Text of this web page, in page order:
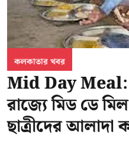
কলকাতার খবর
Mid Day
রাজ্যে মিড ডে
ছাত্রীদের আলাদা